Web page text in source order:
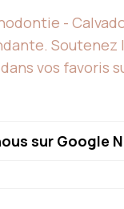
-
Soutenez
vos favoris
sur Google